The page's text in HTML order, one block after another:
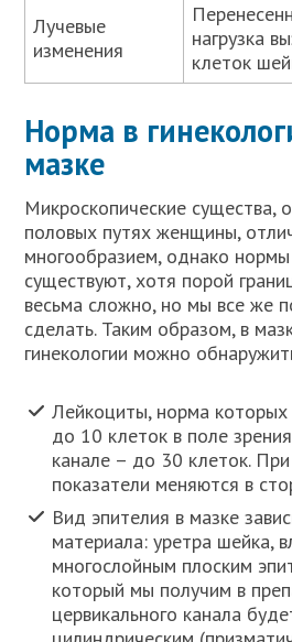
Лучевые
изменения
нагрузка
клеток
Норма в
мазке
Микроскопические существа,
половых путях женщины,
многообразием, однако нормы
существуют, хотя порой
весьма сложно, но мы все же
сделать. Таким образом, в
гинекологии можно
Лейкоциты, норма которых
до 10 клеток в поле
канале – до 30 клеток.
показатели меняются в
Вид эпителия в мазке
материала: уретра шейка,
многослойным плоским
который мы получим в
цервикального канала